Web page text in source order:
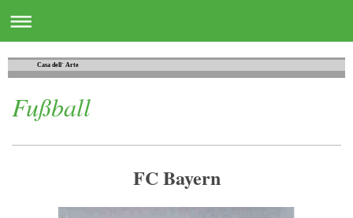
Casa dell´ Arte
Fußball
FC Bayern